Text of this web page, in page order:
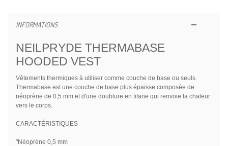
INFORMATIONS
NEILPRYDE THERMABASE
HOODED VEST
Vêtements thermiques à utiliser comme couche de base ou seuls.
Thermabase est une couche de base plus épaisse composée de
néoprène de 0,5 mm et d'une doublure en titane qui renvoie la chaleur
vers le corps.
CARACTÉRISTIQUES
"Néoprène 0,5 mm